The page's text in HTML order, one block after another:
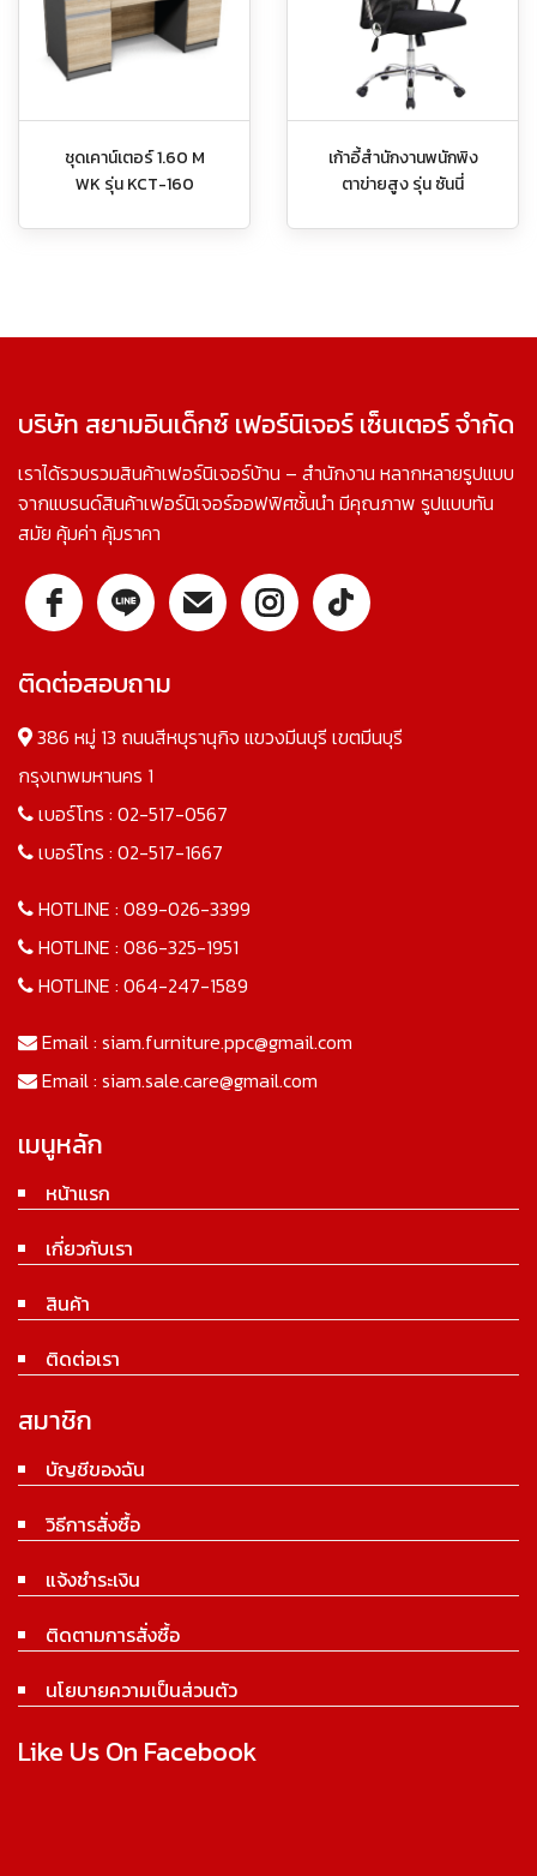
ชุดเคาน์เตอร์ 1.60 M
WK รุ่น KCT-160
เก้าอี้สำนักงานพนักพิง
ตาข่ายสูง รุ่น ซันนี่
บริษัท สยามอินเด็กซ์ เฟอร์นิเจอร์ เซ็นเตอร์ จำกัด
เราได้รวบรวมสินค้าเฟอร์นิเจอร์บ้าน – สำนักงาน หลากหลายรูปแบบ
จากแบรนด์สินค้าเฟอร์นิเจอร์ออฟฟิศชั้นนำ มีคุณภาพ รูปแบบทัน
สมัย คุ้มค่า คุ้มราคา
ติดต่อสอบถาม
386 หมู่ 13 ถนนสีหบุรานุกิจ แขวงมีนบุรี เขตมีนบุรี
กรุงเทพมหานคร 1
เบอร์โทร : 02-517-0567
เบอร์โทร : 02-517-1667
HOTLINE : 089-026-3399
HOTLINE : 086-325-1951
HOTLINE : 064-247-1589
Email : siam.furniture.ppc@gmail.com
Email : siam.sale.care@gmail.com
เมนูหลัก
หน้าแรก
เกี่ยวกับเรา
สินค้า
ติดต่อเรา
สมาชิก
บัญชีของฉัน
วิธีการสั่งซื้อ
แจ้งชำระเงิน
ติดตามการสั่งซื้อ
นโยบายความเป็นส่วนตัว
Like Us On Facebook